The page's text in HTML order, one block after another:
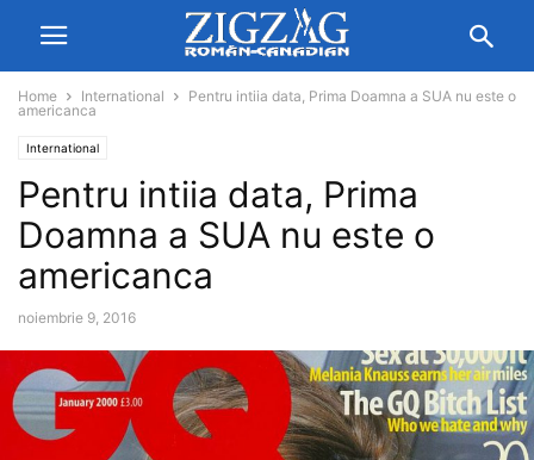
Home International
Pentru intiia data, Prima Doamna a SUA nu este o
americanca
International
Pentru intiia data, Prima
Doamna a SUA nu este o
americanca
noiembrie 9, 2016